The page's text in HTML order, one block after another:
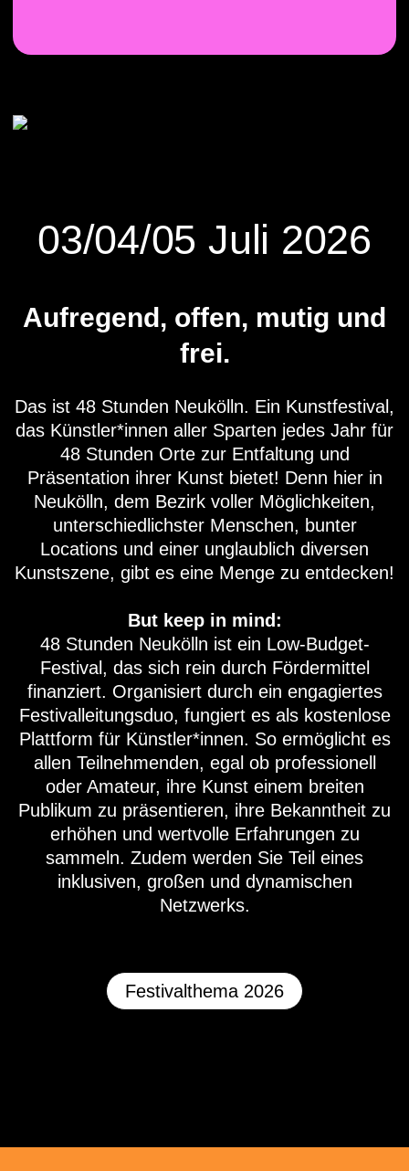
03/04/05 Juli 2026
Aufregend, offen, mutig und
frei.
Das ist 48 Stunden Neukölln. Ein Kunstfestival,
das Künstler*innen aller Sparten jedes Jahr für
48 Stunden Orte zur Entfaltung und
Präsentation ihrer Kunst bietet! Denn hier in
Neukölln, dem Bezirk voller Möglichkeiten,
unterschiedlichster Menschen, bunter
Locations und einer unglaublich diversen
Kunstszene, gibt es eine Menge zu entdecken!
But keep in mind:
48 Stunden Neukölln ist ein Low-Budget-
Festival, das sich rein durch Fördermittel
finanziert. Organisiert durch ein engagiertes
Festivalleitungsduo, fungiert es als kostenlose
Plattform für Künstler*innen. So ermöglicht es
allen Teilnehmenden, egal ob professionell
oder Amateur, ihre Kunst einem breiten
Publikum zu präsentieren, ihre Bekanntheit zu
erhöhen und wertvolle Erfahrungen zu
sammeln. Zudem werden Sie Teil eines
inklusiven, großen und dynamischen
Netzwerks.
Festivalthema 2026